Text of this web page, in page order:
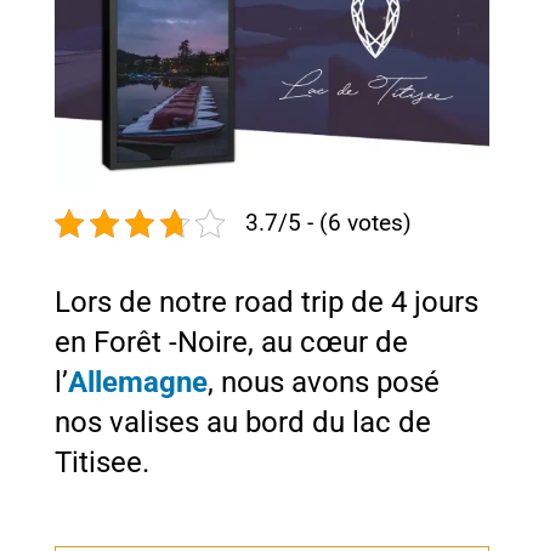
3.7/5 - (6 votes)
Lors de notre road trip de 4 jours
en Forêt -Noire, au cœur de
l’Allemagne, nous avons posé
nos valises au bord du lac de
Titisee.